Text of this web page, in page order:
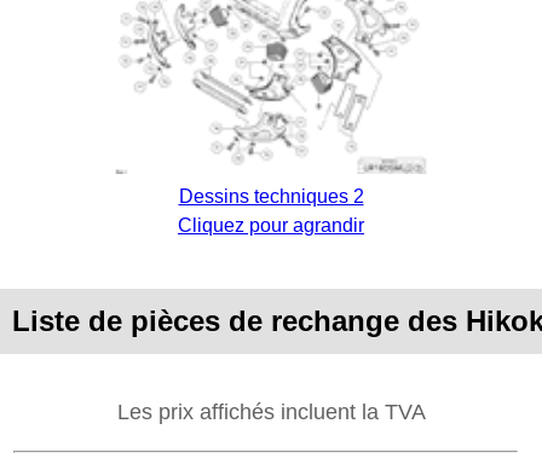
Dessins techniques 2
Cliquez pour agrandir
Liste de pièces de rechange des
Les prix affichés incluent la TVA